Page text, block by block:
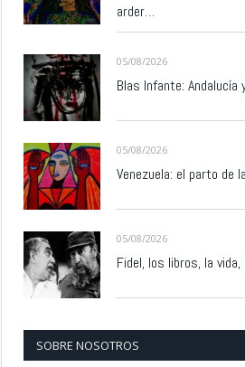
arder…
05/08/2026
Blas Infante: Andalucía
05/08/2026
Venezuela: el parto de
05/08/2026
Fidel, los libros, la
SOBRE NOSOTROS